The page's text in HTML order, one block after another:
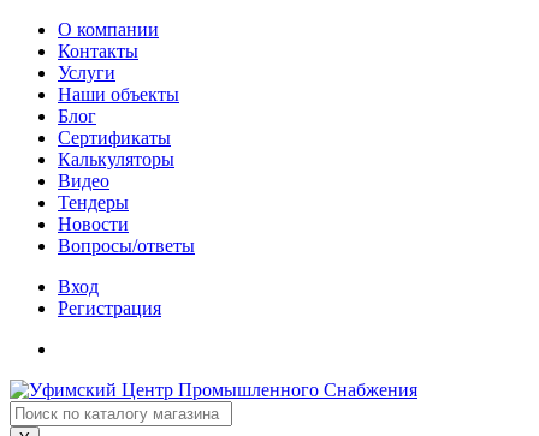
О компании
Контакты
Услуги
Наши объекты
Блог
Сертификаты
Калькуляторы
Видео
Тендеры
Новости
Вопросы/ответы
Вход
Регистрация